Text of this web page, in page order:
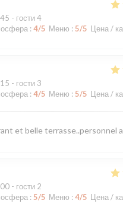
- гости 4
: 4/5 Меню : 5/5 Цена /
- гости 3
: 4/5 Меню : 5/5 Цена /
et belle terrasse..personnel
- гости 2
: 5/5 Меню : 4/5 Цена /